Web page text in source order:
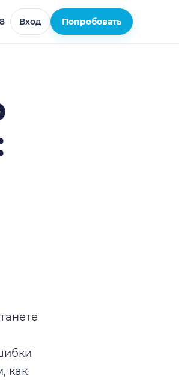
Вход Попробовать
как